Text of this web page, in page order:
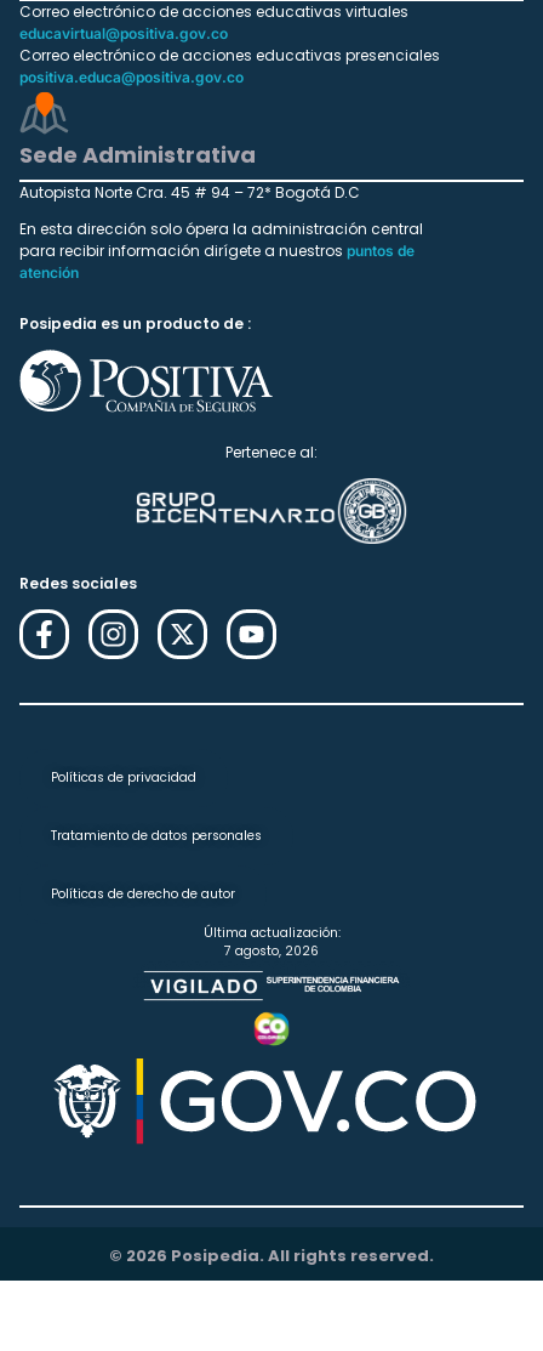
Correo electrónico de acciones educativas virtuales
educavirtual@positiva.gov.co
Correo electrónico de acciones educativas presenciales
positiva.educa@positiva.gov.co
Sede Administrativa
Autopista Norte Cra. 45 # 94 – 72* Bogotá D.C
En esta dirección solo ópera la administración central
para recibir información dirígete a nuestros puntos de
atención
Posipedia es un producto de :
Pertenece al:
Redes sociales
Políticas de privacidad
Tratamiento de datos personales
Políticas de derecho de autor
Última actualización:
7 agosto, 2026
© 2026 Posipedia. All rights reserved.